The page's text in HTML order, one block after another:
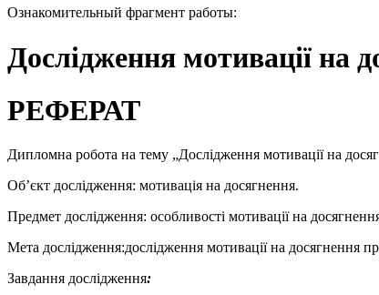
Ознакомительный фрагмент работы:
Дослідження мотивації на
РЕФЕРАТ
Дипломна робота на тему „Дослідження мотивації на
Об’єкт дослідження: мотивація на досягнення.
Предмет дослідження: особливості мотивації на досягнення
Мета дослідження:дослідження мотивації на досягнення
Завдання дослідження: